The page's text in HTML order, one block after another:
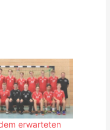
erwarteten